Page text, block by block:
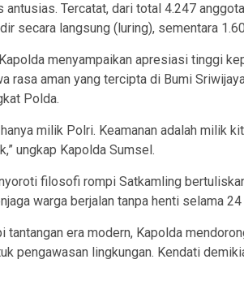
antusias. Tercatat, dari total 4.247
secara langsung (luring), sementara
Kapolda menyampaikan apresiasi tinggi
rasa aman yang tercipta di Bumi
Polda.
hanya milik Polri. Keamanan adalah milik
ungkap Kapolda Sumsel.
filosofi rompi Satkamling
warga berjalan tanpa henti selama
tantangan era modern, Kapolda
pengawasan lingkungan. Kendati